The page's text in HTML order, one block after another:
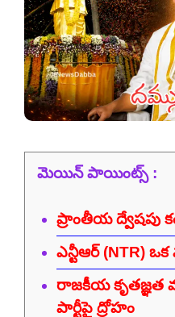
మెయిన్ పాయింట్స్ :
ప్రాంతీయ ద్వేషపు
ఎన్టీఆర్ (NTR)
రాజకీయ కృతజ్ఞత
పార్టీపై ద్రోహం